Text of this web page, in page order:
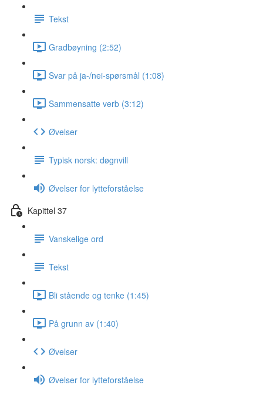
Tekst
Gradbøyning (2:52)
Svar på ja-/nei-spørsmål (1:08)
Sammensatte verb (3:12)
Øvelser
Typisk norsk: døgnvill
Øvelser for lytteforståelse
Kapittel 37
Vanskelige ord
Tekst
Bli stående og tenke (1:45)
På grunn av (1:40)
Øvelser
Øvelser for lytteforståelse